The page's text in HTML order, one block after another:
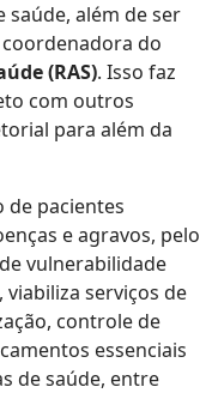
além de ser
do
(RAS). Isso faz
com outros
para além da
de pacientes
e agravos, pelo
vulnerabilidade
viabiliza serviços de
controle de
essenciais
de saúde, entre